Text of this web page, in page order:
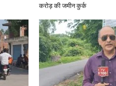
करोड़ की जमीन कुर्क